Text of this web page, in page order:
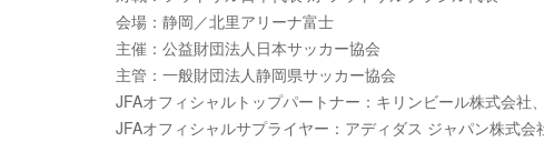
会場：静岡／北里アリーナ富士
主催：公益財団法人日本サッカー協会
主管：一般財団法人静岡県サッカー協会
JFAオフィシャルトップパートナー：キリンビール株式会社
JFAオフィシャルサプライヤー：アディダス ジャパン株式会